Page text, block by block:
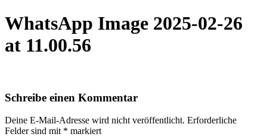
WhatsApp Image 2025-02-26
at 11.00.56
Schreibe einen Kommentar
Deine E-Mail-Adresse wird nicht veröffentlicht. Erforderliche
Felder sind mit * markiert